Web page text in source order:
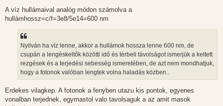
A víz hullámaival analóg módon számolva a
hullámhossz=c/f=3e8/5e14=600 nm
Nyilván ha víz lenne, akkor a hullámok hossza lenne 600 nm, de
csupán a lengéskeltők közötti idő és térbeli távolságot ismerjük a keltett
rezgések és a terjedési sebesség ismeretében, de azt nem mondhatjuk,
hogy a fotonok valóban lengtek volna haladás közben..
Erdekes vilagkep. A fotonok a fenyben utazu kis pontok, egyenes
vonalban terjednek, egymastol valo tavolsaguk a az amit masok